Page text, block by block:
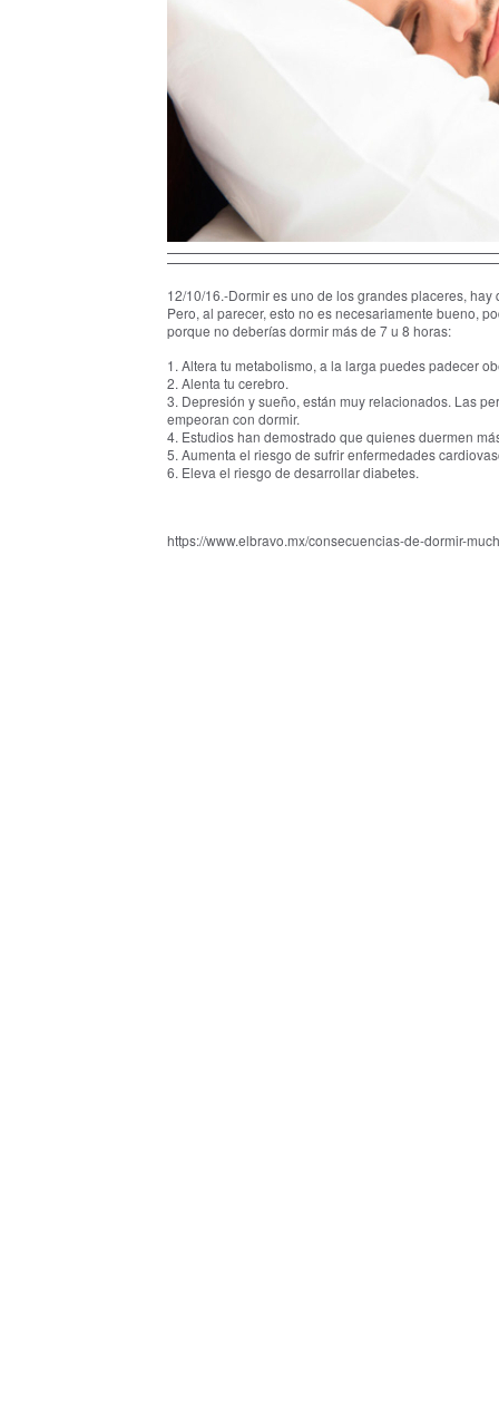
12/10/16.-Dormir es uno de los grandes placeres,
Pero, al parecer, esto no es necesariamente bueno,
porque no deberías dormir más de 7 u 8 horas:
1. Altera tu metabolismo, a la larga puedes padecer
2. Alenta tu cerebro.
3. Depresión y sueño, están muy relacionados. Las
empeoran con dormir.
4. Estudios han demostrado que quienes duermen
5. Aumenta el riesgo de sufrir enfermedades
6. Eleva el riesgo de desarrollar diabetes.
https://www.elbravo.mx/consecuencias-de-dormir-